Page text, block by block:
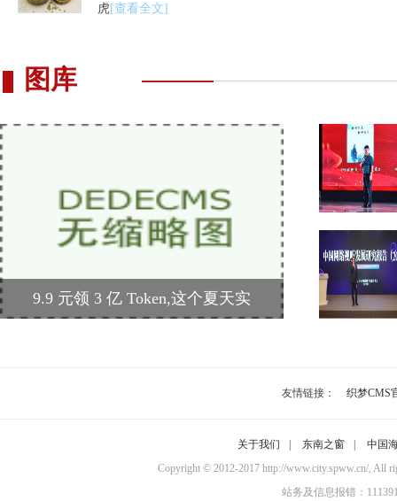
虎[查看全文]
图库
9.9 元领 3 亿 Token,这个夏天实
友情链接： 织梦CMS
关于我们 东南之窗
中国
Copyright © 2012-2017 http://www.city.spww.cn/,
站务及信息报错：